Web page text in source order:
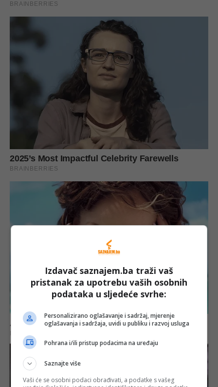
Izdavač saznajem.ba traži vaš
pristanak za upotrebu vaših osobnih
podataka u sljedeće svrhe:
Personalizirano oglašavanje i sadržaj, mjerenje
oglašavanja i sadržaja, uvidi u publiku i razvoj usluga
Pohrana i/ili pristup podacima na uređaju
Saznajte više
Vaši će se osobni podaci obrađivati, a podatke s vašeg